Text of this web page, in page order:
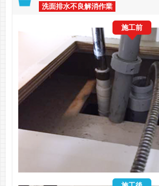
洗面排水不良解消作業
施工前